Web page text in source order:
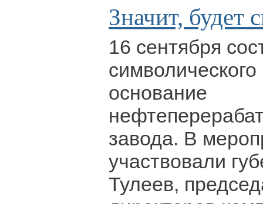
Значит, будет
16 сентября
основание
завода. В
участвовали
Тулеев,